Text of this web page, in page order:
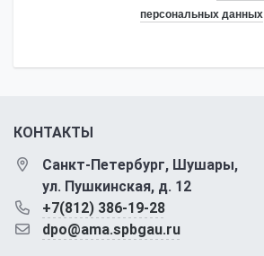
персональных данных
КОНТАКТЫ
Санкт-Петербург, Шушары,
ул. Пушкинская, д. 12
+7(812) 386-19-28
dpo@ama.spbgau.ru